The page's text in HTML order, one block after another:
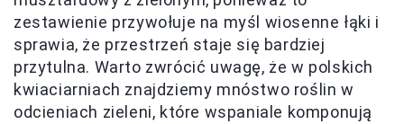
zestawienie przywołuje na myśl wiosenne łąki i
sprawia, że przestrzeń staje się bardziej
przytulna. Warto zwrócić uwagę, że w polskich
kwiaciarniach znajdziemy mnóstwo roślin w
odcieniach zieleni, które wspaniale komponują